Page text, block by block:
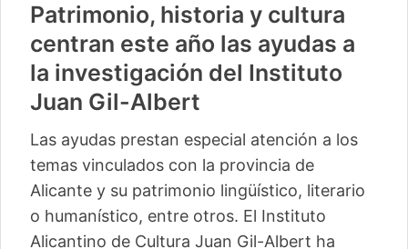
Patrimonio, historia y cultura
centran este año las ayudas a
la investigación del Instituto
Juan Gil-Albert
Las ayudas prestan especial atención a los
temas vinculados con la provincia de
Alicante y su patrimonio lingüístico, literario
o humanístico, entre otros. El Instituto
Alicantino de Cultura Juan Gil-Albert ha